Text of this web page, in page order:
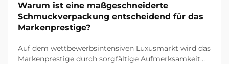
Warum ist eine maßgeschneiderte
Schmuckverpackung entscheidend für das
Markenprestige?
Auf dem wettbewerbsintensiven Luxusmarkt wird das
Markenprestige durch sorgfältige Aufmerksamkeit